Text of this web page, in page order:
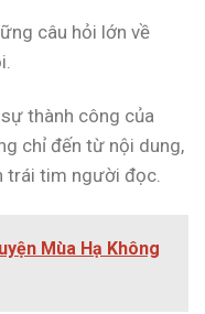
câu hỏi lớn về
thành công của
chỉ đến từ nội dung,
trái tim người đọc.
Mùa Hạ Không